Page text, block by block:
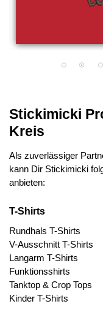
Stickimicki
Kreis
Als zuverlässiger
kann Dir Stickimicki
anbieten:
T-Shirts
Rundhals T-Shirts
V-Ausschnitt T-Shirts
Langarm T-Shirts
Funktionsshirts
Tanktop & Crop Tops
Kinder T-Shirts